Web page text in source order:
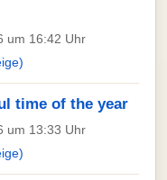
um 16:42 Uhr
time of the year
um 13:33 Uhr